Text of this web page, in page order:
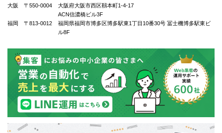
大阪 〒550-0004
⼤阪府⼤阪市⻄区靱本町1-4-17
ACN信濃橋ビル3F
福岡 〒813-0012
福岡県福岡市博多区博多駅東1丁⽬10番30号 冨士機博多駅東ビ
ル8F